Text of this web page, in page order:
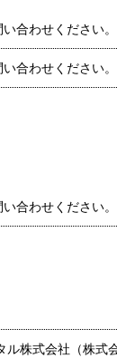
合わせください。
合わせください。
合わせください。
ル株式会社（株式